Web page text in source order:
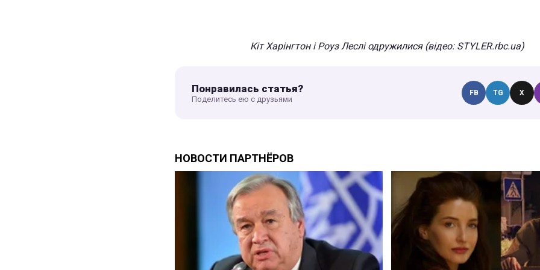
Кіт Харінгтон і Роуз Леслі одружилися (відео: STYLER.rbc.ua)
Понравилась статья?
Поделитесь ею с друзьями
FB TG X